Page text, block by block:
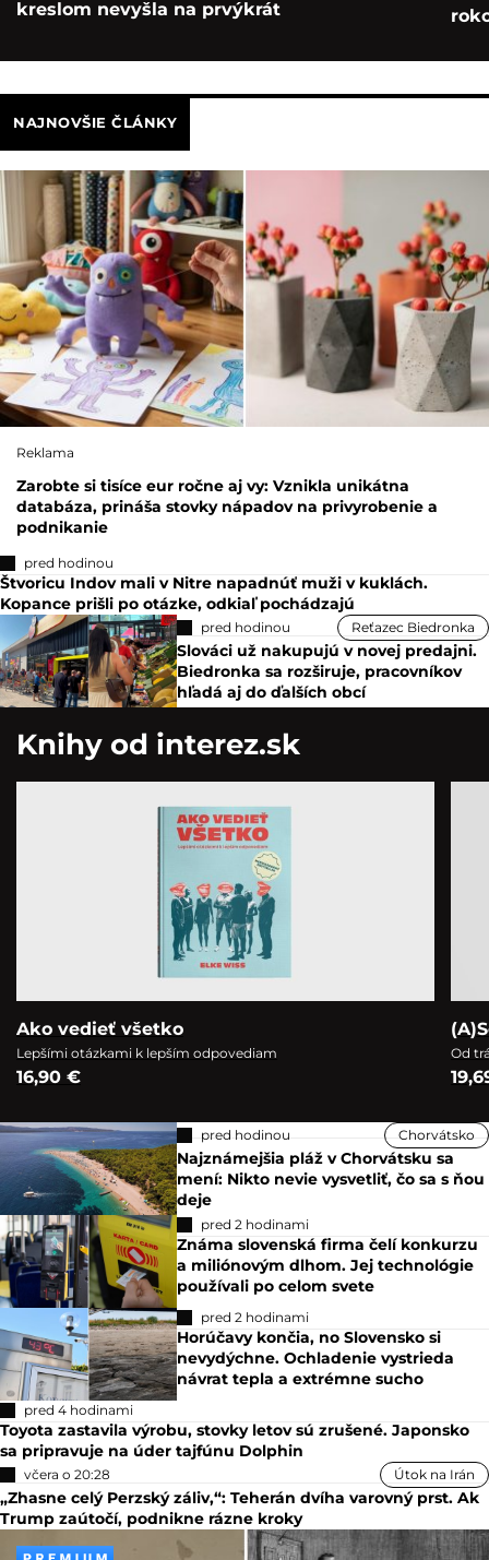
kreslom nevyšla na prvýkrát
NAJNOVŠIE ČLÁNKY
Reklama
Zarobte si tisíce eur ročne aj vy: Vznikla unikátna
databáza, prináša stovky nápadov na privyrobenie a
podnikanie
pred hodinou
Štvoricu Indov mali v Nitre napadnúť muži v kuklách.
Kopance prišli po otázke, odkiaľ pochádzajú
pred hodinou Reťazec Biedronka
Slováci už nakupujú v novej predajni.
Biedronka sa rozširuje, pracovníkov
hľadá aj do ďalších obcí
Knihy od interez.sk
Ako vedieť všetko
Lepšími otázkami k lepším odpovediam
16,90 €
Od
pred hodinou Chorvátsko
Najznámejšia pláž v Chorvátsku sa
mení: Nikto nevie vysvetliť, čo sa s ňou
deje
pred 2 hodinami
Známa slovenská firma čelí konkurzu
a miliónovým dlhom. Jej technológie
používali po celom svete
pred 2 hodinami
Horúčavy končia, no Slovensko si
nevydýchne. Ochladenie vystrieda
návrat tepla a extrémne sucho
pred 4 hodinami
Toyota zastavila výrobu, stovky letov sú zrušené. Japonsko
sa pripravuje na úder tajfúnu Dolphin
včera o 20:28 Útok na Irán
„Zhasne celý Perzský záliv,“: Teherán dvíha varovný prst. Ak
Trump zaútočí, podnikne rázne kroky